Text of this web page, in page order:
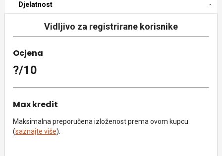
Djelatnost -
Vidljivo za registrirane korisnike
Ocjena
?/10
Max kredit
Maksimalna preporučena izloženost prema ovom kupcu
(saznajte više).